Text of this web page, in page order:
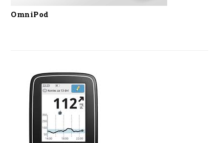
OmniPod